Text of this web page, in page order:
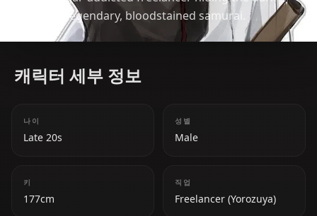
past of a legendary, bloodstained samurai.
캐릭터 세부 정보
나이
Late 20s
성별
Male
키
177cm
직업
Freelancer (Yorozuya)